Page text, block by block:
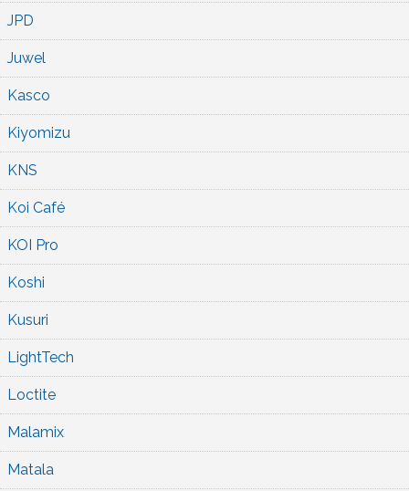
JPD
Juwel
Kasco
Kiyomizu
KNS
Koi Café
KOI Pro
Koshi
Kusuri
LightTech
Loctite
Malamix
Matala